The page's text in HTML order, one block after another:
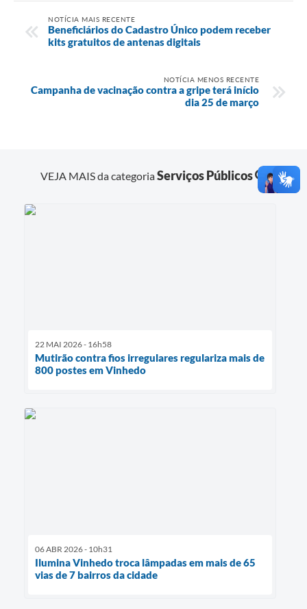
NOTÍCIA MAIS RECENTE
Beneficiários do Cadastro Único podem receber
kits gratuitos de antenas digitais
NOTÍCIA MENOS RECENTE
Campanha de vacinação contra a gripe terá início
dia 25 de março
VEJA MAIS da categoriaServiços Públicos
22 MAI 2026 - 16h58
Mutirão contra fios irregulares regulariza mais de
800 postes em Vinhedo
06 ABR 2026 - 10h31
Ilumina Vinhedo troca lâmpadas em mais de 65
vias de 7 bairros da cidade